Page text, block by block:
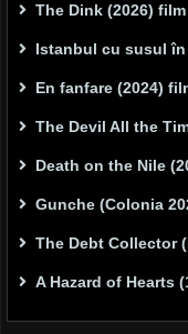
The Dink (2026)
Istanbul cu susul
En fanfare (2024)
The Devil All the
Death on the Nile
Gunche (Colonia
The Debt Collector
A Hazard of Hearts